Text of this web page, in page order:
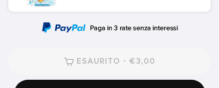
ESAURITO · €3,00